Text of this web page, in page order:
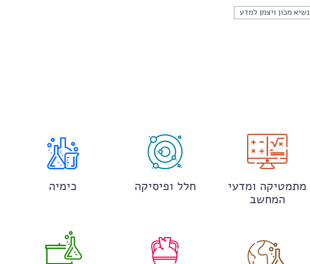
נשיא מכון ויצמן למדע
מתמטיקה ומדעי
המחשב
חלל ופיסיקה כימיה